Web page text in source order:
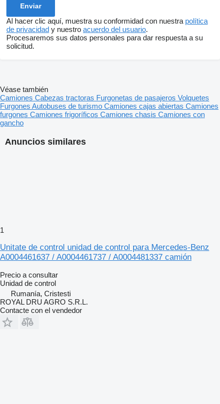
Al hacer clic aquí, muestra su conformidad con nuestra política
de privacidad y nuestro acuerdo del usuario.
Procesaremos sus datos personales para dar respuesta a su
solicitud.
Anuncios similares
1
Unitate de control unidad de control para Mercedes-Benz
A0004461637 / A0004461737 / A0004481337 camión
Precio a consultar
Unidad de control
Rumanía, Cristesti
ROYAL DRU AGRO S.R.L.
Contacte con el vendedor
Véase también
Camiones Cabezas tractoras Furgonetas de pasajeros Volquetes
Furgones Autobuses de turismo Camiones cajas abiertas Camiones
furgones Camiones frigoríficos Camiones chasis Camiones con
gancho